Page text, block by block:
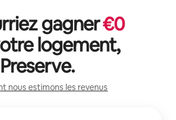
gagner€0
logement,
.
nous estimons les revenus